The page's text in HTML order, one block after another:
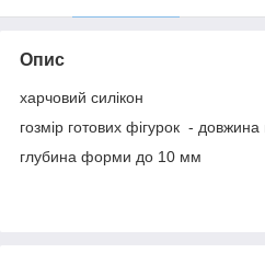
Опис
харчовий силікон
гозмір готових фігурок -
глубина форми до 10 мм